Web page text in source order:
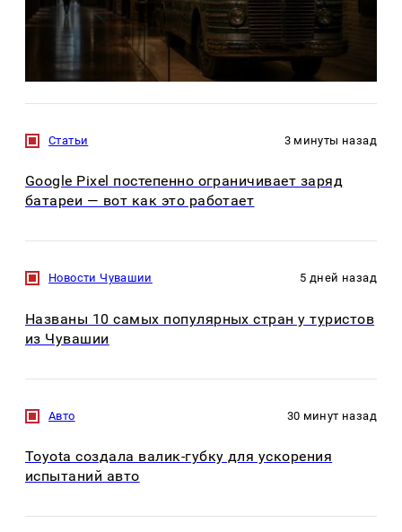
Статьи 3 минуты назад
Google Pixel постепенно ограничивает заряд
батареи — вот как это работает
Новости Чувашии 5 дней назад
Названы 10 самых популярных стран у туристов
из Чувашии
Авто 30 минут назад
Toyota создала валик-губку для ускорения
испытаний авто